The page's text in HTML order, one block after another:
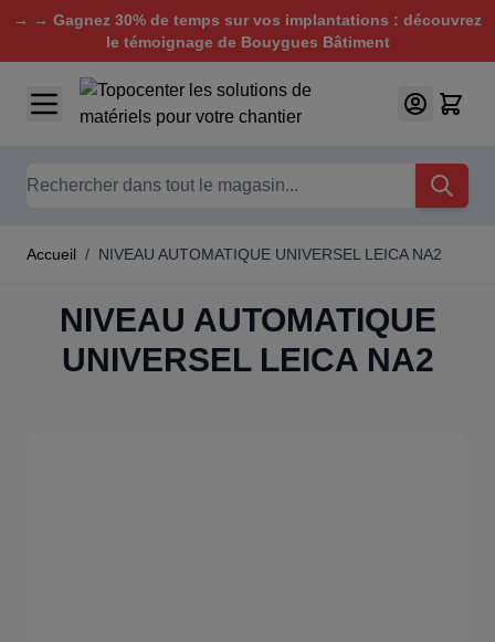
→ → Gagnez 30% de temps sur vos implantations : découvrez
le témoignage de Bouygues Bâtiment
Aller au contenu
Chercher
Accueil / NIVEAU AUTOMATIQUE UNIVERSEL LEICA NA2
NIVEAU AUTOMATIQUE
UNIVERSEL LEICA NA2